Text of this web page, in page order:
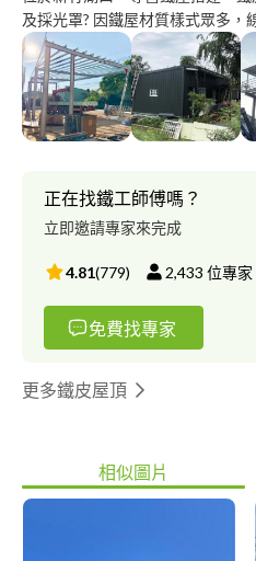
及採光罩? 因鐵屋材質樣式眾多，線上可為您提供大約的價格範
圍，實際報價皆需以討論過後及
各項鐵工工程承包施作，責任施工，歡迎加
✅專業 ✅好溝通
正在找鐵工師傅嗎？
立即邀請專家來完成
4.81(779) 2,433 位專家
免費找專家
更多鐵皮屋頂
相似圖片